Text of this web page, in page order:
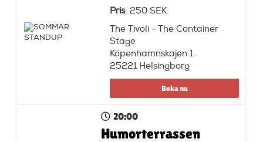
Pris: 250 SEK
The Tivoli - The Container
Stage
Köpenhamnskajen 1
25221 Helsingborg
Boka nu
20:00
Humorterrassen